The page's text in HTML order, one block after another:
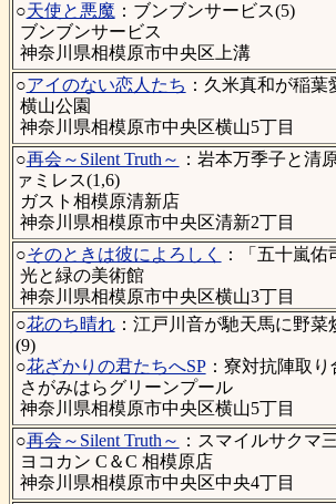
○天使と悪魔 ：ブンブンサービス(5)
ブンブンサービス
神奈川県相模原市中央区上溝
○アイのない恋人たち ：久米真和が稲
横山公園
神奈川県相模原市中央区横山5丁目
○再会～Silent Truth～ ：岩本万季子と清
ァミレス(1,6)
ガスト相模原清新店
神奈川県相模原市中央区清新2丁目
○そのときは彼によろしく
：「五十嵐
光と緑の美術館
神奈川県相模原市中央区横山3丁目
○花のち晴れ：江戸川音が馳天馬に野菜
(9)
○花ざかりの君たちへSP：寮対抗陣取り
さがみはらグリーンプール
神奈川県相模原市中央区横山5丁目
○再会～Silent Truth～ ：スマイルサクマ
ヨコカン C＆C 相模原店
神奈川県相模原市中央区中央4丁目